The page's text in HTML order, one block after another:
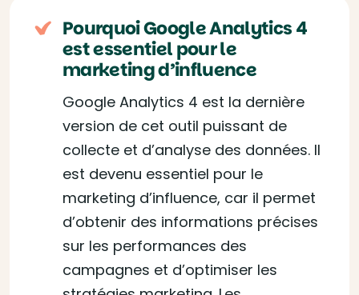
Pourquoi Google Analytics 4
est essentiel pour le
marketing d’influence
Google Analytics 4 est la dernière
version de cet outil puissant de
collecte et d’analyse des données. Il
est devenu essentiel pour le
marketing d’influence, car il permet
d’obtenir des informations précises
sur les performances des
campagnes et d’optimiser les